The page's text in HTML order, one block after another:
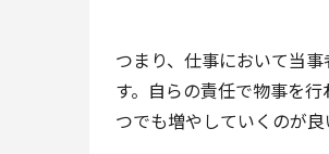
つまり、仕事において当
す。自らの責任で物事を
つでも増やしていくのが良